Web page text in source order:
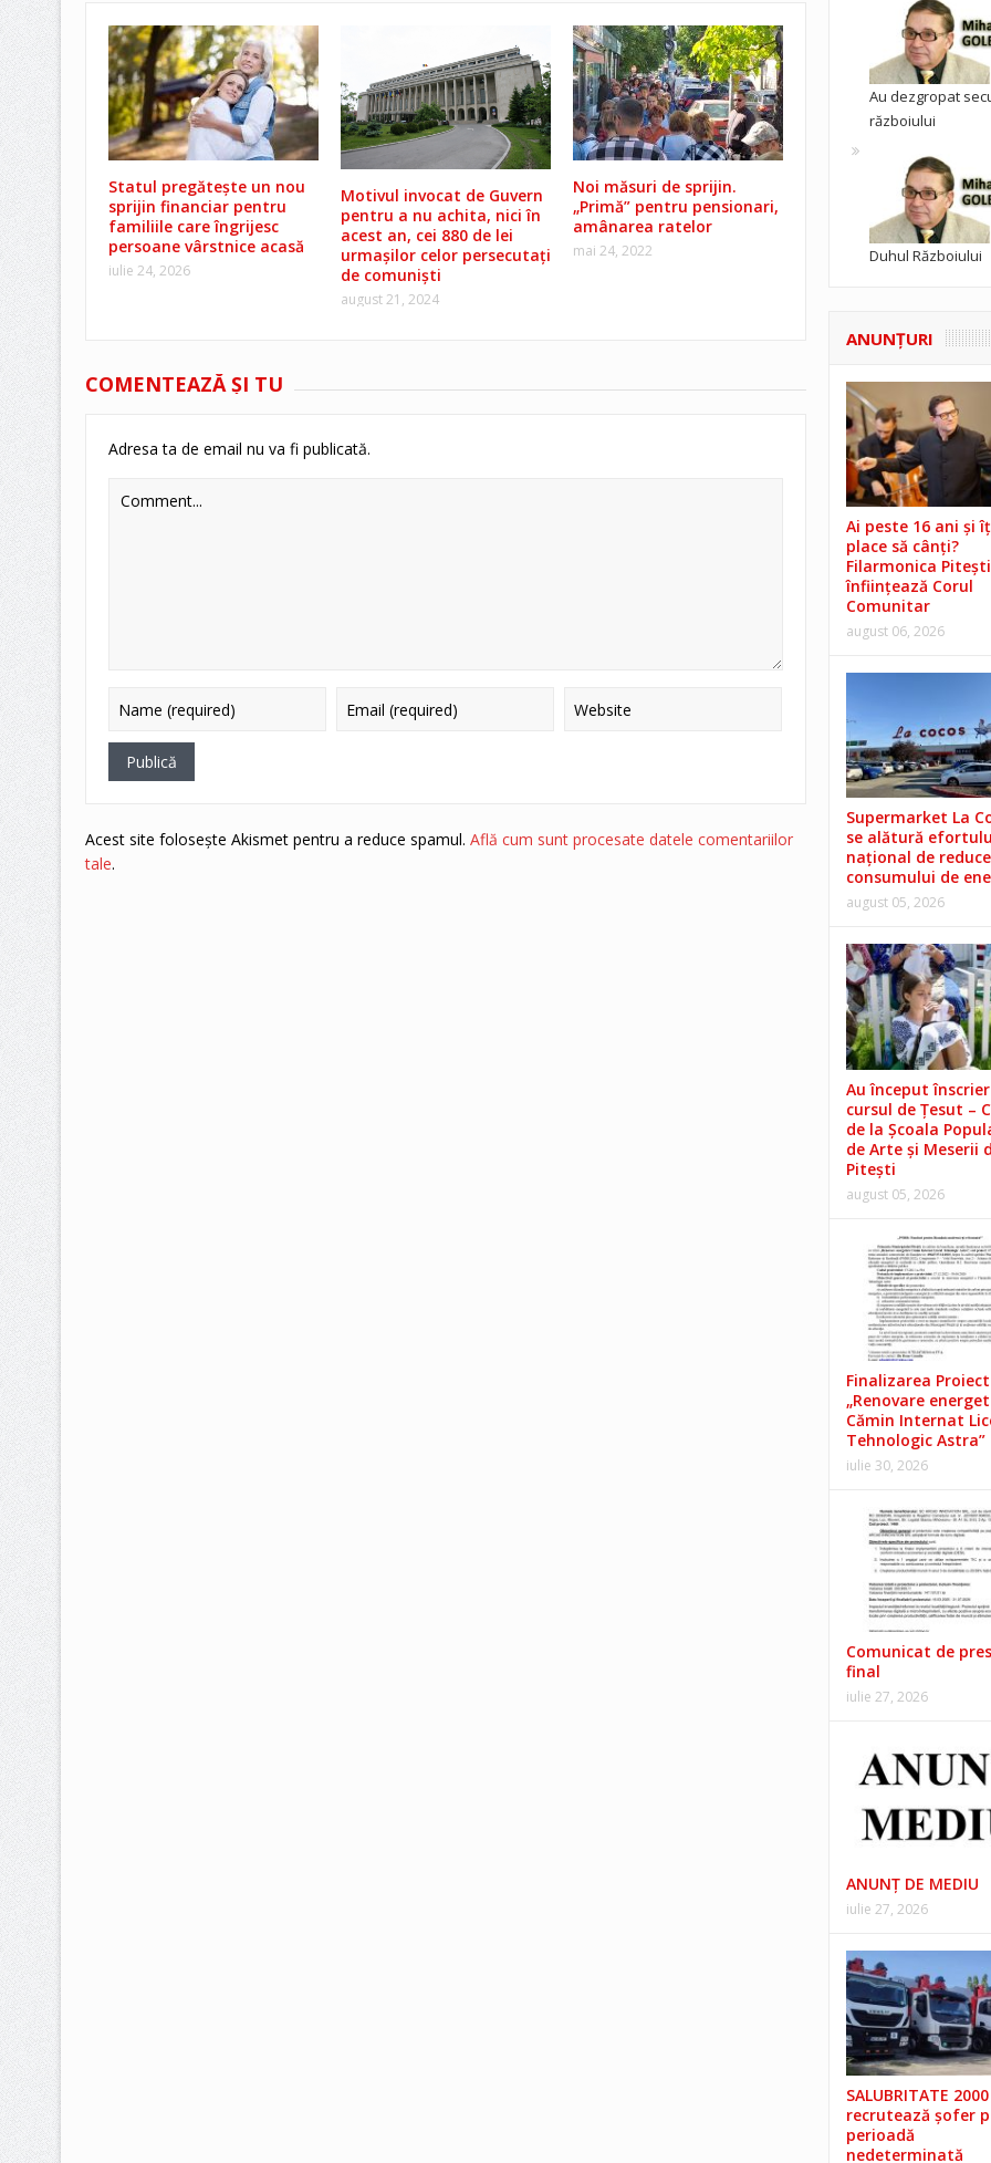
Statul pregătește un nou
sprijin financiar pentru
familiile care îngrijesc
persoane vârstnice acasă
iulie 24, 2026
Motivul invocat de Guvern
pentru a nu achita, nici în
acest an, cei 880 de lei
urmașilor celor persecutați
de comuniști
august 21, 2024
Noi măsuri de sprijin.
„Primă” pentru pensionari,
amânarea ratelor
mai 24, 2022
COMENTEAZĂ ŞI TU
Adresa ta de email nu va fi publicată.
Acest site folosește Akismet pentru a reduce spamul. Află cum sunt procesate datele comentariilor
tale.
Au dezgropat
războiului
Duhul Războiului
ANUNŢURI
Ai peste 16 ani și
place să cânți?
Filarmonica Pitești
înființează Corul
Comunitar
august 06, 2026
Supermarket La
se alătură
național de
consumului de
august 05, 2026
Au început
cursul de Țesut –
de la Școala
de Arte și Meserii
Pitești
august 05, 2026
Finalizarea
„Renovare
Cămin Internat
Tehnologic Astra”
iulie 30, 2026
Comunicat de
final
iulie 27, 2026
ANUNŢ DE MEDIU
iulie 27, 2026
SALUBRITATE
recrutează șofer
perioadă
nedeterminată